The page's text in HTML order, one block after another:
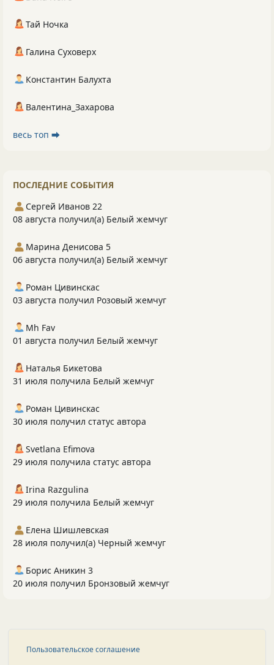
Тай Ночка
Галина Суховерх
Константин Балухта
Валентина_Захарова
весь топ ⮕
ПОСЛЕДНИЕ СОБЫТИЯ
Сергей Иванов 22
08 августа получил(а) Белый жемчуг
Марина Денисова 5
06 августа получил(а) Белый жемчуг
Роман Цивинскас
03 августа получил Розовый жемчуг
Mh Fav
01 августа получил Белый жемчуг
Наталья Бикетова
31 июля получила Белый жемчуг
Роман Цивинскас
30 июля получил статус автора
Svetlana Efimova
29 июля получила статус автора
Irina Razgulina
29 июля получила Белый жемчуг
Елена Шишлевская
28 июля получил(а) Черный жемчуг
Борис Аникин 3
20 июля получил Бронзовый жемчуг
Пользовательское соглашение